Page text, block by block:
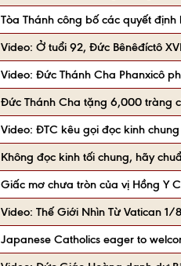
Tòa Thánh công bố các quyết
Video: Ở tuổi 92, Đức Bênêđíctô
Video: Đức Thánh Cha Phanxicô
Đức Thánh Cha tặng 6,000 tràng
Video: ĐTC kêu gọi đọc kinh
Không đọc kinh tối chung, hãy
Giấc mơ chưa tròn của vị Hồng Y
Video: Thế Giới Nhìn Từ Vatican
Japanese Catholics eager to